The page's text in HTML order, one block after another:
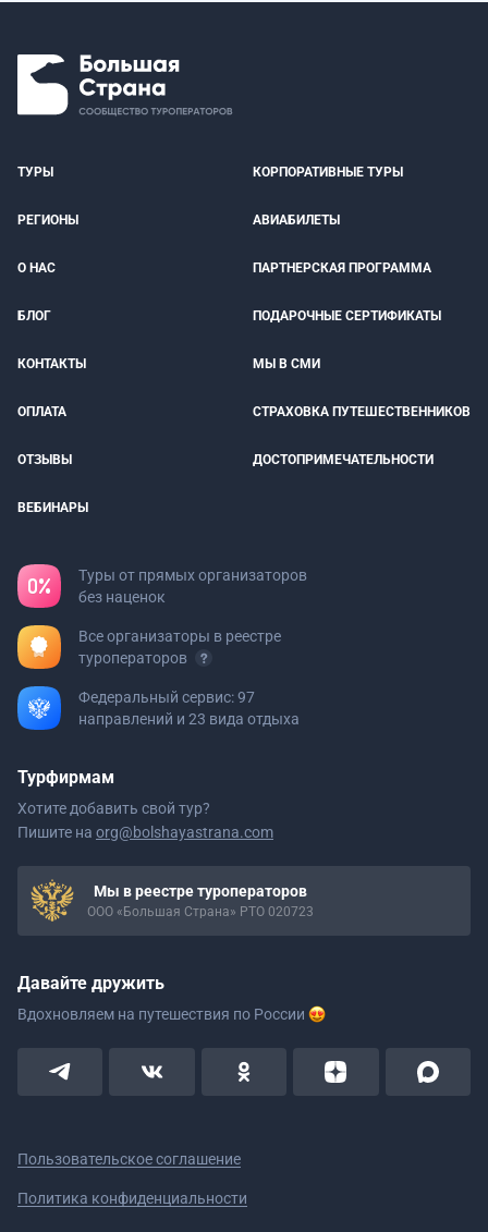
ТУРЫ КОРПОРАТИВНЫЕ ТУРЫ
РЕГИОНЫ АВИАБИЛЕТЫ
О НАС ПАРТНЕРСКАЯ ПРОГРАММА
БЛОГ ПОДАРОЧНЫЕ СЕРТИФИКАТЫ
КОНТАКТЫ МЫ В СМИ
ОПЛАТА СТРАХОВКА ПУТЕШЕСТВЕННИКОВ
ОТЗЫВЫ ДОСТОПРИМЕЧАТЕЛЬНОСТИ
ВЕБИНАРЫ
Туры от прямых организаторов
без наценок
Все организаторы в реестре
туроператоров
Федеральный сервис: 97
направлений и 23 вида отдыха
Турфирмам
Хотите добавить свой тур?
Пишите на org@bolshayastrana.com
Мы в реестре туроператоров
ООО «Большая Страна» РТО 020723
Давайте дружить
Вдохновляем на путешествия по России
Пользовательское соглашение
Политика конфиденциальности